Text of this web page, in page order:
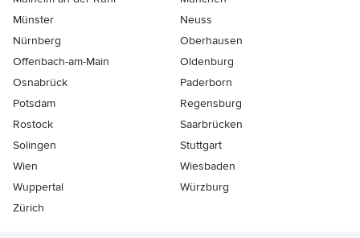
Münster
Neuss
Nürnberg
Oberhausen
Offenbach-am-Main
Oldenburg
Osnabrück
Paderborn
Potsdam
Regensburg
Rostock
Saarbrücken
Solingen
Stuttgart
Wien
Wiesbaden
Wuppertal
Würzburg
Zürich